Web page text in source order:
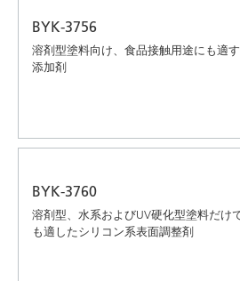
BYK-3756
溶剤型塗料向け、食品接触用途にも適
添加剤
BYK-3760
溶剤型、水系およびUV硬化型塗料だけ
も適したシリコン系表面調整剤